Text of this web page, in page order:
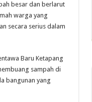
besar dan berlarut
warga yang
secara serius dalam
Baru Ketapang
sampah di
bangunan yang